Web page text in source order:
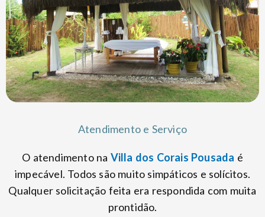
Atendimento e Serviço
O atendimento na Villa dos Corais Pousada é
impecável. Todos são muito simpáticos e solícitos.
Qualquer solicitação feita era respondida com muita
prontidão.